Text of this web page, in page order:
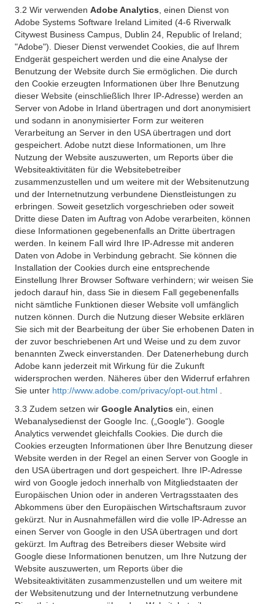
3.2 Wir verwenden Adobe Analytics , einen Dienst von
Adobe Systems Software Ireland Limited (4-6 Riverwalk
Citywest Business Campus, Dublin 24, Republic of Ireland;
"Adobe"). Dieser Dienst verwendet Cookies, die auf Ihrem
Endgerät gespeichert werden und die eine Analyse der
Benutzung der Website durch Sie ermöglichen. Die durch
den Cookie erzeugten Informationen über Ihre Benutzung
dieser Website (einschließlich Ihrer IP-Adresse) werden an
Server von Adobe in Irland übertragen und dort anonymisiert
und sodann in anonymisierter Form zur weiteren
Verarbeitung an Server in den USA übertragen und dort
gespeichert. Adobe nutzt diese Informationen, um Ihre
Nutzung der Website auszuwerten, um Reports über die
Websiteaktivitäten für die Websitebetreiber
zusammenzustellen und um weitere mit der Websitenutzung
und der Internetnutzung verbundene Dienstleistungen zu
erbringen. Soweit gesetzlich vorgeschrieben oder soweit
Dritte diese Daten im Auftrag von Adobe verarbeiten, können
diese Informationen gegebenenfalls an Dritte übertragen
werden. In keinem Fall wird Ihre IP-Adresse mit anderen
Daten von Adobe in Verbindung gebracht. Sie können die
Installation der Cookies durch eine entsprechende
Einstellung Ihrer Browser Software verhindern; wir weisen Sie
jedoch darauf hin, dass Sie in diesem Fall gegebenenfalls
nicht sämtliche Funktionen dieser Website voll umfänglich
nutzen können. Durch die Nutzung dieser Website erklären
Sie sich mit der Bearbeitung der über Sie erhobenen Daten in
der zuvor beschriebenen Art und Weise und zu dem zuvor
benannten Zweck einverstanden. Der Datenerhebung durch
Adobe kann jederzeit mit Wirkung für die Zukunft
widersprochen werden. Näheres über den Widerruf erfahren
Sie unter http://www.adobe.com/privacy/opt-out.html
3.3 Zudem setzen wir Google Analytics ein, einen
Webanalysedienst der Google Inc. („Google“). Google
Analytics verwendet gleichfalls Cookies. Die durch die
Cookies erzeugten Informationen über Ihre Benutzung dieser
Website werden in der Regel an einen Server von Google in
den USA übertragen und dort gespeichert. Ihre IP-Adresse
wird von Google jedoch innerhalb von Mitgliedstaaten der
Europäischen Union oder in anderen Vertragsstaaten des
Abkommens über den Europäischen Wirtschaftsraum zuvor
gekürzt. Nur in Ausnahmefällen wird die volle IP-Adresse an
einen Server von Google in den USA übertragen und dort
gekürzt. Im Auftrag des Betreibers dieser Website wird
Google diese Informationen benutzen, um Ihre Nutzung der
Website auszuwerten, um Reports über die
Websiteaktivitäten zusammenzustellen und um weitere mit
der Websitenutzung und der Internetnutzung verbundene